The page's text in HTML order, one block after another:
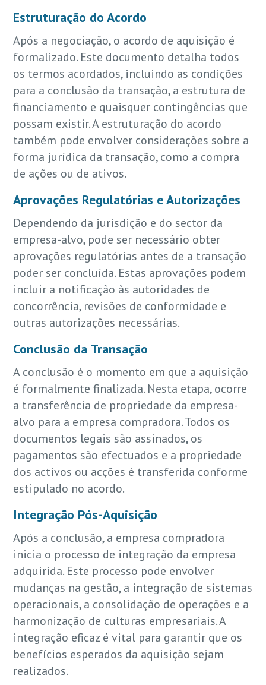
Estruturação do Acordo
Após a negociação, o acordo de aquisição é
formalizado. Este documento detalha todos
os termos acordados, incluindo as condições
para a conclusão da transação, a estrutura de
financiamento e quaisquer contingências que
possam existir. A estruturação do acordo
também pode envolver considerações sobre a
forma jurídica da transação, como a compra
de ações ou de ativos.
Aprovações Regulatórias e Autorizações
Dependendo da jurisdição e do sector da
empresa-alvo, pode ser necessário obter
aprovações regulatórias antes de a transação
poder ser concluída. Estas aprovações podem
incluir a notificação às autoridades de
concorrência, revisões de conformidade e
outras autorizações necessárias.
Conclusão da Transação
A conclusão é o momento em que a aquisição
é formalmente finalizada. Nesta etapa, ocorre
a transferência de propriedade da empresa-
alvo para a empresa compradora. Todos os
documentos legais são assinados, os
pagamentos são efectuados e a propriedade
dos activos ou acções é transferida conforme
estipulado no acordo.
Integração Pós-Aquisição
Após a conclusão, a empresa compradora
inicia o processo de integração da empresa
adquirida. Este processo pode envolver
mudanças na gestão, a integração de sistemas
operacionais, a consolidação de operações e a
harmonização de culturas empresariais. A
integração eficaz é vital para garantir que os
benefícios esperados da aquisição sejam
realizados.